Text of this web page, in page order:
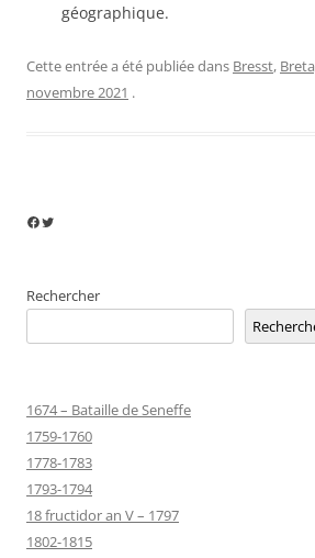
géographique.
Cette entrée a été publiée dans Bresst,
novembre 2021 .
Facebook
Twitter
Rechercher
1674 – Bataille de Seneffe
1759-1760
1778-1783
1793-1794
18 fructidor an V – 1797
1802-1815